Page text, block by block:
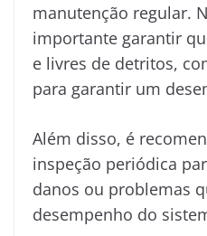
manutenção regular.
importante garantir
e livres de detritos,
para garantir um
Além disso, é
inspeção periódica
danos ou problemas
desempenho do